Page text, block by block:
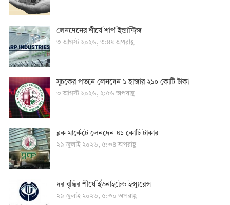
লেনদেনের শীর্ষে শার্প ইন্ডাস্ট্রিজ
৩ আগস্ট ২০২৬, ৩:৪৪ অপরাহ্ণ
সূচকের পতনে লেনদেন ১ হাজার ২১০ কোটি টাকা
৩ আগস্ট ২০২৬, ২:৫৬ অপরাহ্ণ
ব্লক মার্কেটে লেনদেন ৪১ কোটি টাকার
২৯ জুলাই ২০২৬, ৫:৩৪ অপরাহ্ণ
দর বৃদ্ধির শীর্ষে ইউনাইটেড ইন্স্যুরেন্স
২৯ জুলাই ২০২৬, ৫:৩০ অপরাহ্ণ